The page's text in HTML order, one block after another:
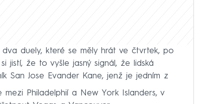
duely, které se měly hrát ve čtvrtek, po
jistí, že to vyšle jasný signál, že lidská
San Jose Evander Kane, jenž je jedním z
Philadelphií a New York Islanders, v